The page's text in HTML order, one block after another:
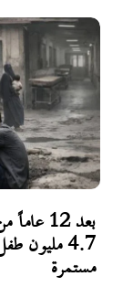
بعد 12
4.7
مستمرة